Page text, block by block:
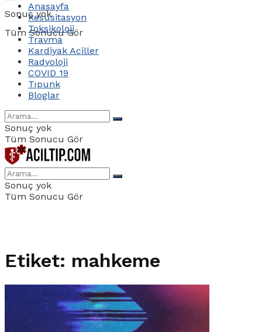
Sonuç yok
Tüm Sonucu Gör
Anasayfa
Resusitasyon
Toksikoloji
Travma
Kardiyak Aciller
Radyoloji
COVID 19
Tıpunk
Bloglar
Sonuç yok
Tüm Sonucu Gör
Sonuç yok
Tüm Sonucu Gör
Etiket: mahkeme